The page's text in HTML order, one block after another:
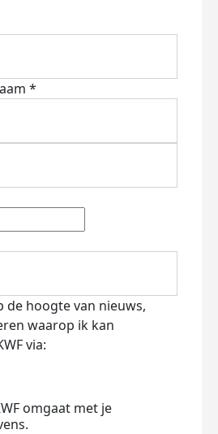
*
de hoogte van nieuws,
waarop ik kan
via:
omgaat met je